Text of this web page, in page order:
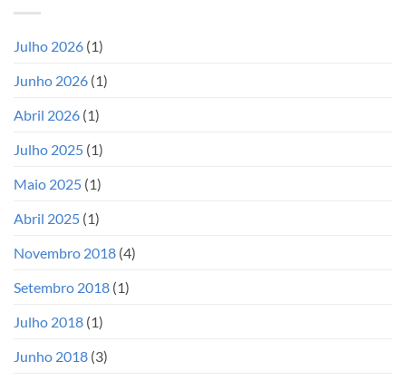
Julho 2026 (1)
Junho 2026 (1)
Abril 2026 (1)
Julho 2025 (1)
Maio 2025 (1)
Abril 2025 (1)
Novembro 2018 (4)
Setembro 2018 (1)
Julho 2018 (1)
Junho 2018 (3)